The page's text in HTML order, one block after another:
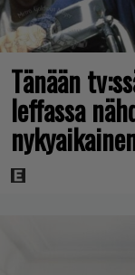
Tänään
leffassa